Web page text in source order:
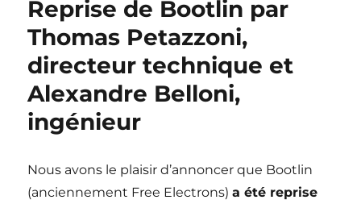
pour
Reprise de Bootlin par
Thomas Petazzoni,
directeur technique et
Alexandre Belloni,
ingénieur
Nous avons le plaisir d’annoncer que Bootlin
(anciennement Free Electrons)a été reprise